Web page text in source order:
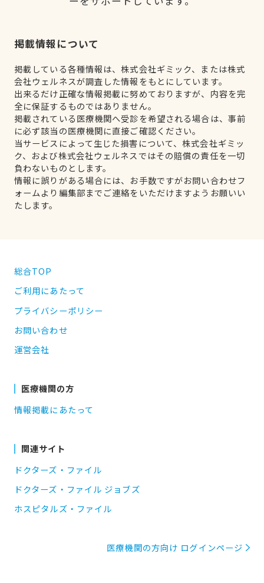
掲載情報について
掲載している各種情報は、株式会社ギミック、または株式
会社ウェルネスが調査した情報をもとにしています。
出来るだけ正確な情報掲載に努めておりますが、内容を完
全に保証するものではありません。
掲載されている医療機関へ受診を希望される場合は、事前
に必ず該当の医療機関に直接ご確認ください。
当サービスによって生じた損害について、株式会社ギミッ
ク、および株式会社ウェルネスではその賠償の責任を一切
負わないものとします。
情報に誤りがある場合には、お手数ですがお問い合わせフ
ォームより編集部までご連絡をいただけますようお願いい
たします。
総合TOP
ご利用にあたって
プライバシーポリシー
お問い合わせ
運営会社
医療機関の方
情報掲載にあたって
関連サイト
ドクターズ・ファイル
ドクターズ・ファイル ジョブズ
ホスピタルズ・ファイル
医療機関の方向け ログインページ